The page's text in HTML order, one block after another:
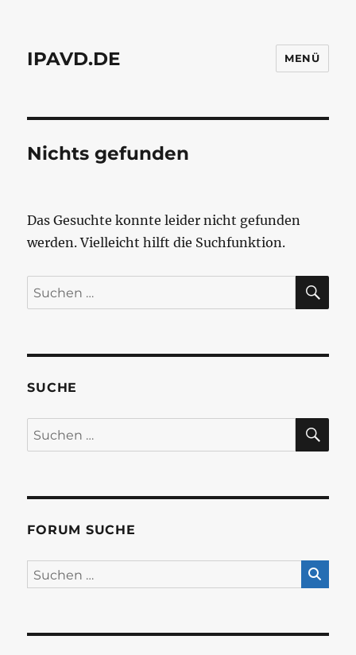
IPAVD.DE MENÜ
Nichts gefunden
Das Gesuchte konnte leider nicht gefunden
werden. Vielleicht hilft die Suchfunktion.
Suchen
nach:
SUCHE
Suchen
nach:
FORUM SUCHE